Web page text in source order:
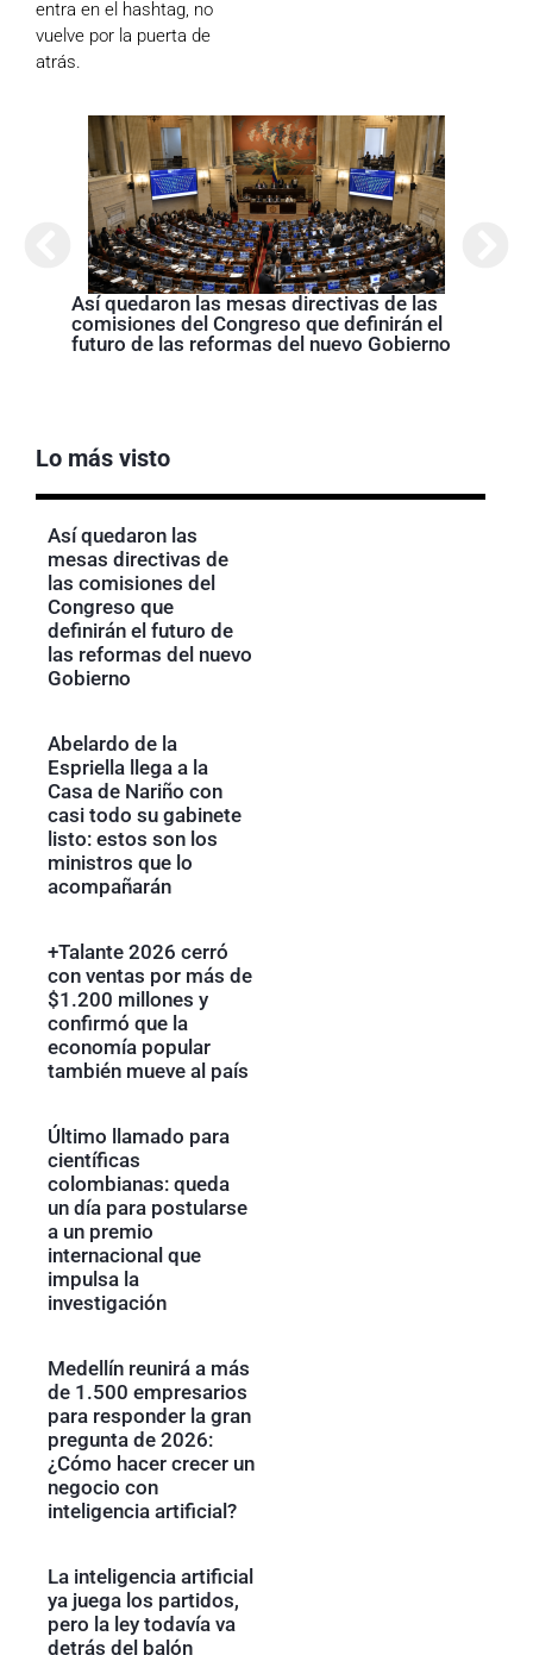
entra en el hashtag, no
vuelve por la puerta de
atrás.
Así quedaron las mesas directivas de las
comisiones del Congreso que definirán el
futuro de las reformas del nuevo Gobierno
Lo más visto
Así quedaron las
mesas directivas de
las comisiones del
Congreso que
definirán el futuro de
las reformas del nuevo
Gobierno
Abelardo de la
Espriella llega a la
Casa de Nariño con
casi todo su gabinete
listo: estos son los
ministros que lo
acompañarán
+Talante 2026 cerró
con ventas por más de
$1.200 millones y
confirmó que la
economía popular
también mueve al país
Último llamado para
científicas
colombianas: queda
un día para postularse
a un premio
internacional que
impulsa la
investigación
Medellín reunirá a más
de 1.500 empresarios
para responder la gran
pregunta de 2026:
¿Cómo hacer crecer un
negocio con
inteligencia artificial?
La inteligencia artificial
ya juega los partidos,
pero la ley todavía va
detrás del balón